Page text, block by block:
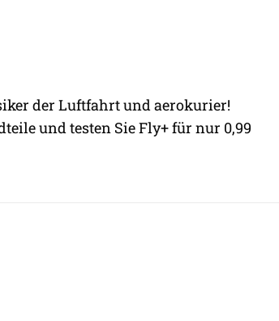
der Luftfahrt und aerokurier!
und testen Sie Fly+ für nur 0,99